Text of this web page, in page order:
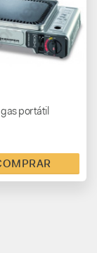
portátil